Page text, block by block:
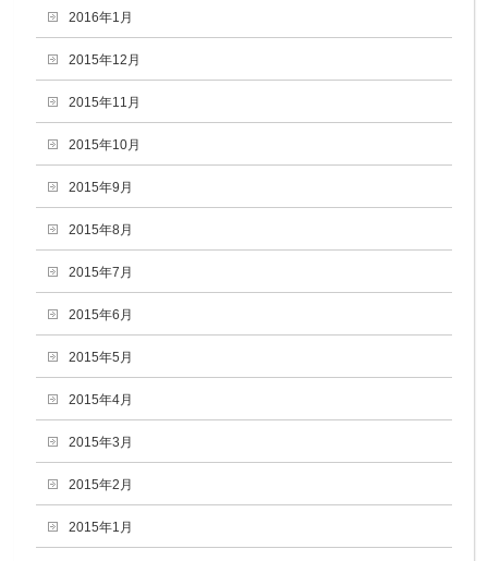
2016年1月
2015年12月
2015年11月
2015年10月
2015年9月
2015年8月
2015年7月
2015年6月
2015年5月
2015年4月
2015年3月
2015年2月
2015年1月